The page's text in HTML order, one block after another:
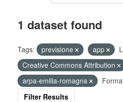
1 dataset found
Tags: previsione app
Creative Commons Attribution
arpa-emilia-romagna
Filter Results